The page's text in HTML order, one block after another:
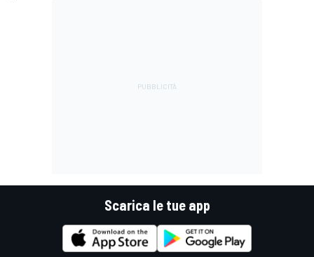
Scarica le tue app